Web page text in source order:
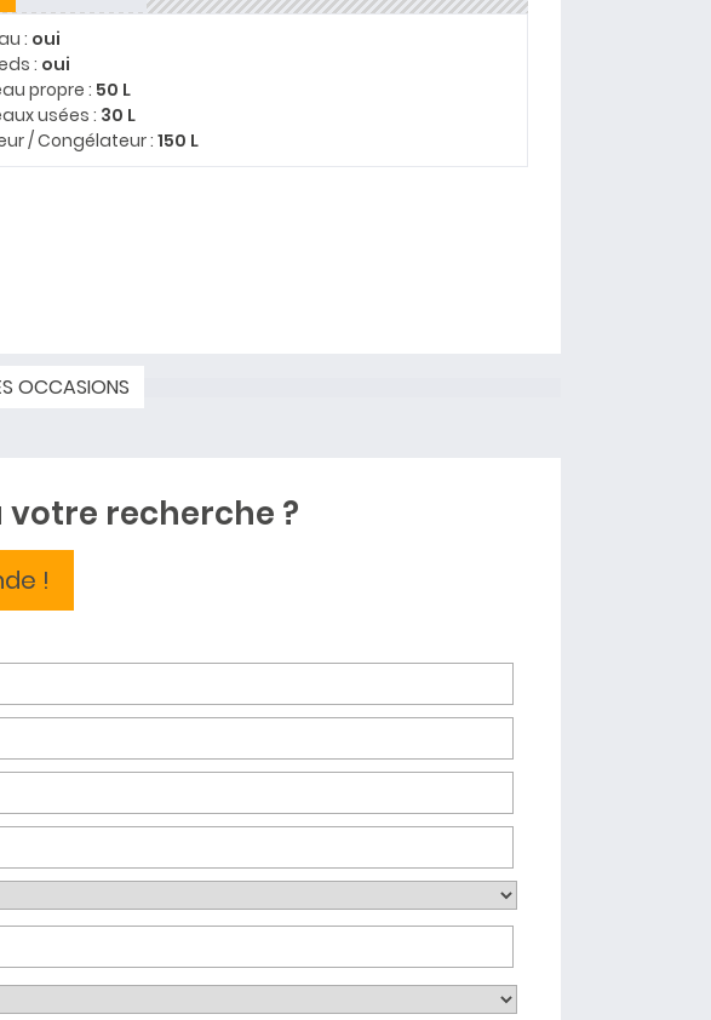
: oui
: oui
propre : 50 L
usées : 30 L
/ Congélateur :150 L
OCCASIONS
recherche ?
!